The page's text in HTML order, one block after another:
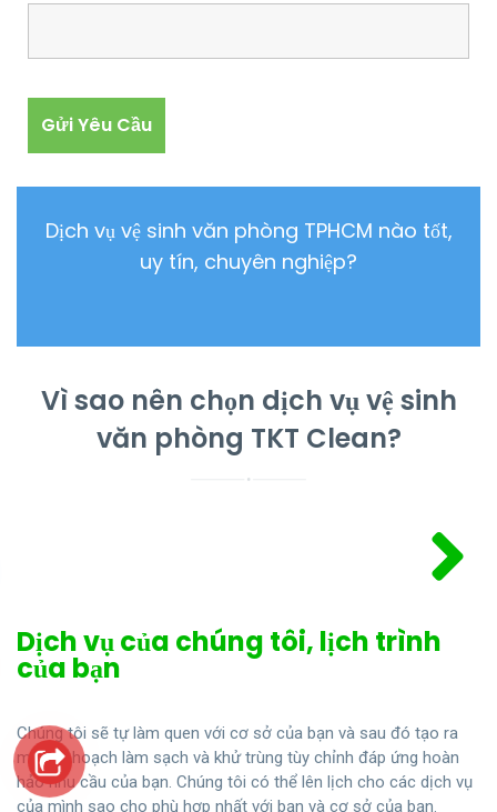
Dịch vụ vệ sinh văn phòng TPHCM nào tốt,
uy tín, chuyên nghiệp?
Vì sao nên chọn dịch vụ vệ sinh
văn phòng TKT Clean?
Dịch vụ của chúng tôi, lịch trình
của bạn
Chúng tôi sẽ tự làm quen với cơ sở của bạn và sau đó tạo ra
một kế hoạch làm sạch và khử trùng tùy chỉnh đáp ứng hoàn
hảo nhu cầu của bạn. Chúng tôi có thể lên lịch cho các dịch vụ
của mình sao cho phù hợp nhất với bạn và cơ sở của bạn.